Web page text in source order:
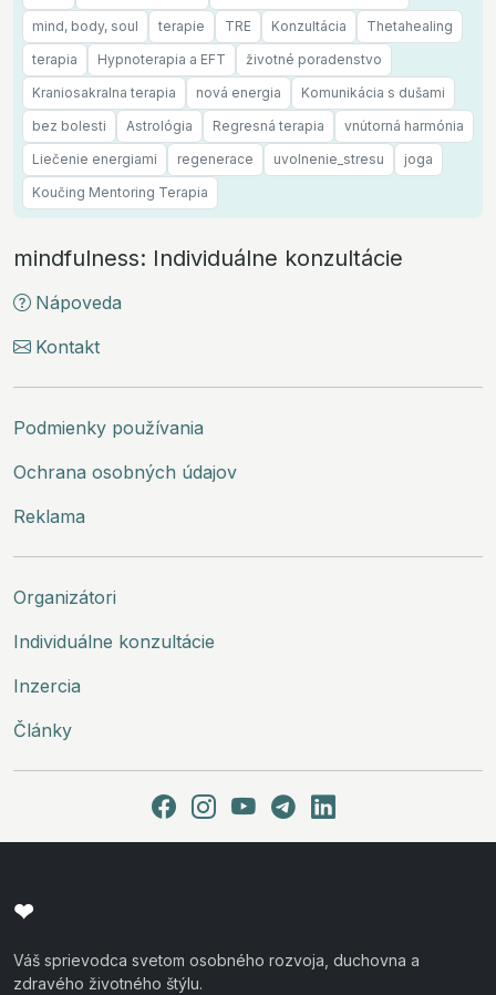
mind, body, soul
terapie TRE Konzultácia
Thetahealing
terapia
Hypnoterapia a EFT
životné poradenstvo
Kraniosakralna terapia
nová energia
Komunikácia s dušami
bez bolesti
Astrológia Regresná terapia
vnútorná harmónia
Liečenie energiami
regenerace uvolnenie_stresu
joga
Koučing Mentoring Terapia
mindfulness: Individuálne konzultácie
Nápoveda
Kontakt
Podmienky používania
Ochrana osobných údajov
Reklama
Organizátori
Individuálne konzultácie
Inzercia
Články
❤
Váš sprievodca svetom osobného rozvoja, duchovna a
zdravého životného štýlu.